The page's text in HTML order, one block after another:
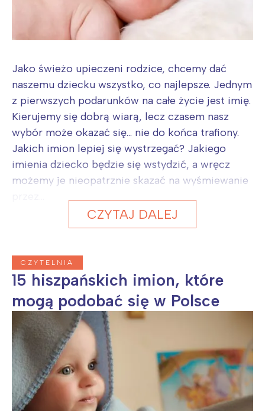
Jako świeżo upieczeni rodzice, chcemy dać
naszemu dziecku wszystko, co najlepsze. Jednym
z pierwszych podarunków na całe życie jest imię.
Kierujemy się dobrą wiarą, lecz czasem nasz
wybór może okazać się... nie do końca trafiony.
Jakich imion lepiej się wystrzegać? Jakiego
imienia dziecko będzie się wstydzić, a wręcz
możemy je nieopatrznie skazać na wyśmiewanie
CZYTAJ DALEJ
CZYTELNIA
15 hiszpańskich imion, które
mogą podobać się w Polsce